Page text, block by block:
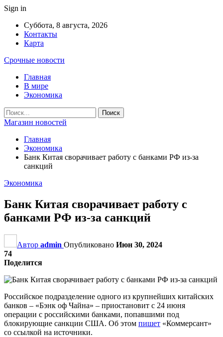
Sign in
Суббота, 8 августа, 2026
Контакты
Карта
Срочные новости
Главная
В мире
Экономика
Магазин новостей
Главная
Экономика
Банк Китая сворачивает работу с банками РФ из-за
санкций
Экономика
Банк Китая сворачивает работу с
банками РФ из-за санкций
Автор admin Опубликовано Июн 30, 2024
74
Поделится
Российское подразделение одного из крупнейших китайских
банков – «Бэнк оф Чайна» – приостановит с 24 июня
операции с российскими банками, попавшими под
блокирующие санкции США. Об этом пишет «Коммерсант»
со ссылкой на источники.